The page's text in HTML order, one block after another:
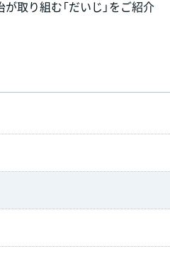
取り組む「だいじ」をご紹介